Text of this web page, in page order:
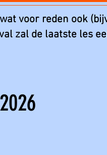
voor reden ook
zal de laatste les